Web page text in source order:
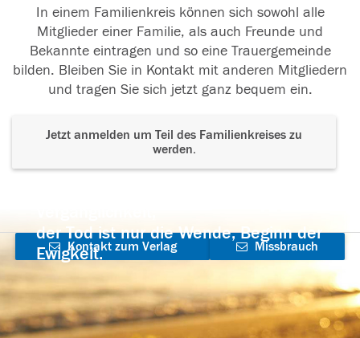
In einem Familienkreis können sich sowohl alle
Mitglieder einer Familie, als auch Freunde und
Bekannte eintragen und so eine Trauergemeinde
bilden. Bleiben Sie in Kontakt mit anderen Mitgliedern
und tragen Sie sich jetzt ganz bequem ein.
Jetzt anmelden um Teil des Familienkreises zu
werden.
der Tod ist nur die Wende, Beginn der
Ewigkeit.
Kontakt zum Verlag
aufnehmen
Missbrauch